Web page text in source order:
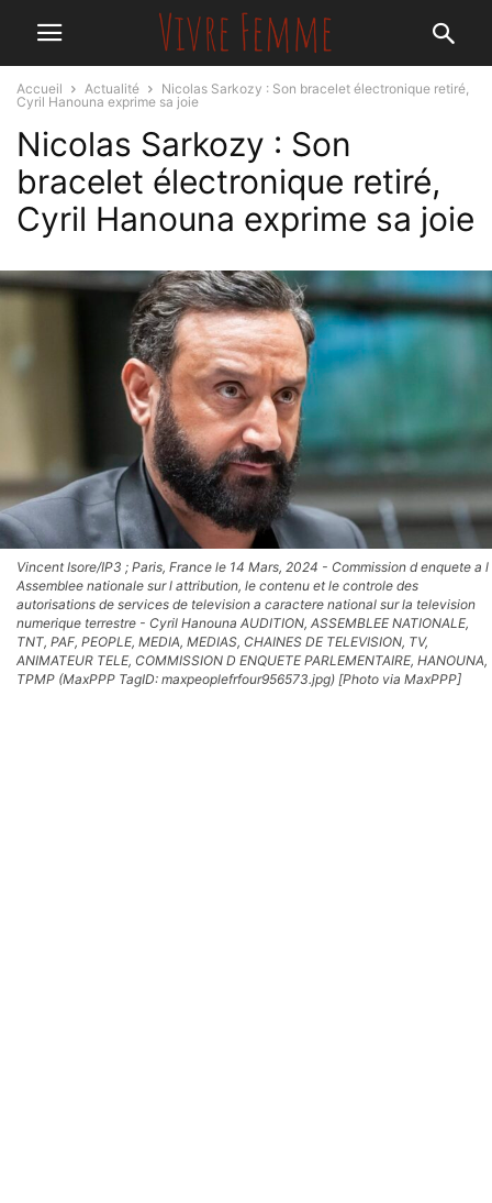
Accueil Actualité
Nicolas Sarkozy : Son bracelet électronique retiré,
Cyril Hanouna exprime sa joie
Nicolas Sarkozy : Son
bracelet électronique retiré,
Cyril Hanouna exprime sa joie
Vincent Isore/IP3 ; Paris, France le 14 Mars, 2024 - Commission d enquete a l
Assemblee nationale sur l attribution, le contenu et le controle des
autorisations de services de television a caractere national sur la television
numerique terrestre - Cyril Hanouna AUDITION, ASSEMBLEE NATIONALE,
TNT, PAF, PEOPLE, MEDIA, MEDIAS, CHAINES DE TELEVISION, TV,
ANIMATEUR TELE, COMMISSION D ENQUETE PARLEMENTAIRE, HANOUNA,
TPMP (MaxPPP TagID: maxpeoplefrfour956573.jpg) [Photo via MaxPPP]